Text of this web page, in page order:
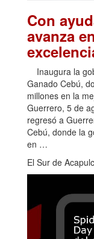
Con
avanza
Inaugura la
Ganado Cebú,
millones en la
Guerrero, 5 de
regresó a
Cebú, donde la
en …
El Sur de